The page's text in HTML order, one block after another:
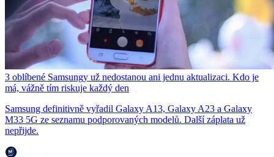
3 oblíbené Samsungy už nedostanou ani jednu aktualizaci. Kdo je
má, vážně tím riskuje každý den
Samsung definitivně vyřadil Galaxy A13, Galaxy A23 a Galaxy
M33 5G ze seznamu podporovaných modelů. Další záplata už
nepřijde.